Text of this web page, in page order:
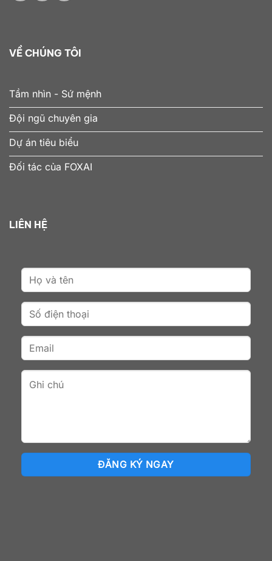
VỀ CHÚNG TÔI
Tầm nhìn - Sứ mệnh
Đội ngũ chuyên gia
Dự án tiêu biểu
Đối tác của FOXAI
LIÊN HỆ